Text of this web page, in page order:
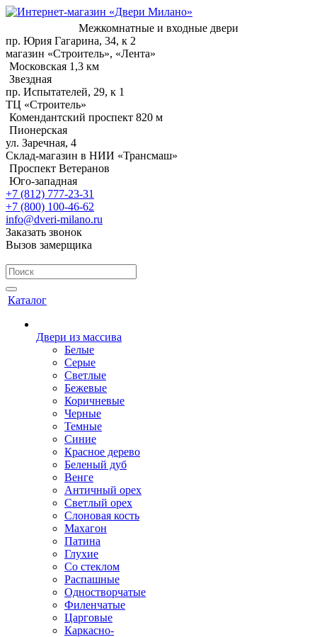
Межкомнатные и входные двери
пр. Юрия Гагарина, 34, к 2
магазин «Строитель», «Лента»
Московская 1,3 км
Звездная
пр. Испытателей, 29, к 1
ТЦ «Строитель»
Комендантский проспект 820 м
Пионерская
ул. Заречная, 4
Склад-магазин в НИИ «Трансмаш»
Проспект Ветеранов
Юго-западная
+7 (812) 777-23-31
+7 (800) 100-46-62
info@dveri-milano.ru
Заказать звонок
Вызов замерщика
Каталог
Двери из массива
Белые
Серые
Светлые
Бежевые
Коричневые
Черные
Темные
Синие
Красное дерево
Беленый дуб
Венге
Античный орех
Светлый орех
Слоновая кость
Махагон
Патина
Глухие
Со стеклом
Распашные
Одностворчатые
Филенчатые
Царговые
Каркасно-